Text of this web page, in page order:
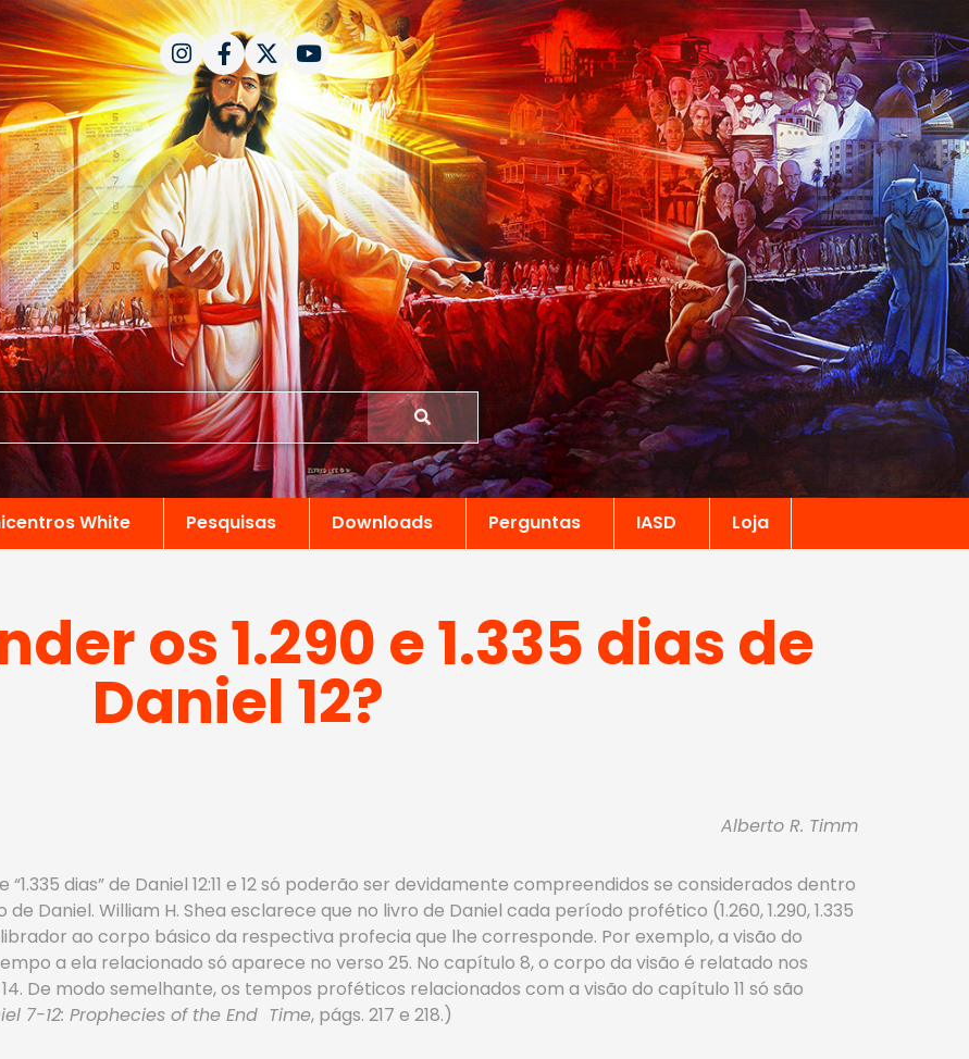
White Pesquisas Downloads Perguntas IASD Loja
os 1.290 e 1.335 dias de
Daniel 12?
Alberto R. Timm
dias” de Daniel 12:11 e 12 só poderão ser devidamente compreendidos se considerados dentro
Daniel. William H. Shea esclarece que no livro de Daniel cada período profético (1.260, 1.290, 1.335
ao corpo básico da respectiva profecia que lhe corresponde. Por exemplo, a visão do
a ela relacionado só aparece no verso 25. No capítulo 8, o corpo da visão é relatado nos
De modo semelhante, os tempos proféticos relacionados com a visão do capítulo 11 só são
7-12: Prophecies of the End Time, págs. 217 e 218.)